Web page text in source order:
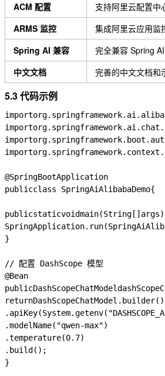
ACM 配置
支持阿里云配置中
ARMS 监控
集成阿里云应用监
Spring AI 兼容
完全兼容 Spring
中文文档
完善的中文文档和
5.3 代码示例
import
import
import
import
@SpringBootApplication
publicclass SpringAiAlibabaDemo{
publicstaticvoidmain(String [] args)
SpringApplication. run(
}
// 配置 DashScope 模型
@Bean
publicDashScopeChatModel
returnDashScopeChatModel . builder()
. apiKey(System.getenv(
.modelName( "qwen-max")
.temperature(0.7)
. build ();
}